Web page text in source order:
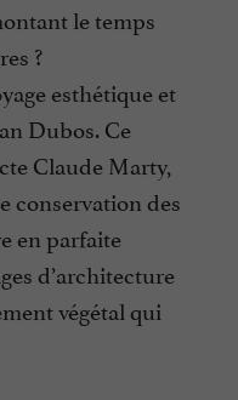
le temps
?
esthétique et
Dubos. Ce
Claude Marty,
conservation des
en parfaite
d’architecture
végétal qui